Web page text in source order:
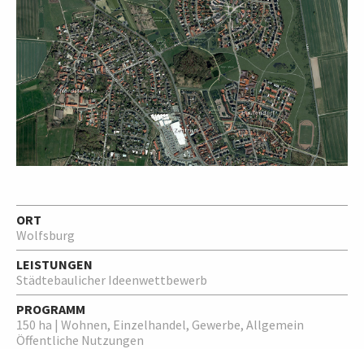
ORT
Wolfsburg
LEISTUNGEN
Städtebaulicher Ideenwettbewerb
PROGRAMM
150 ha | Wohnen, Einzelhandel, Gewerbe, Allgemein
Öffentliche Nutzungen